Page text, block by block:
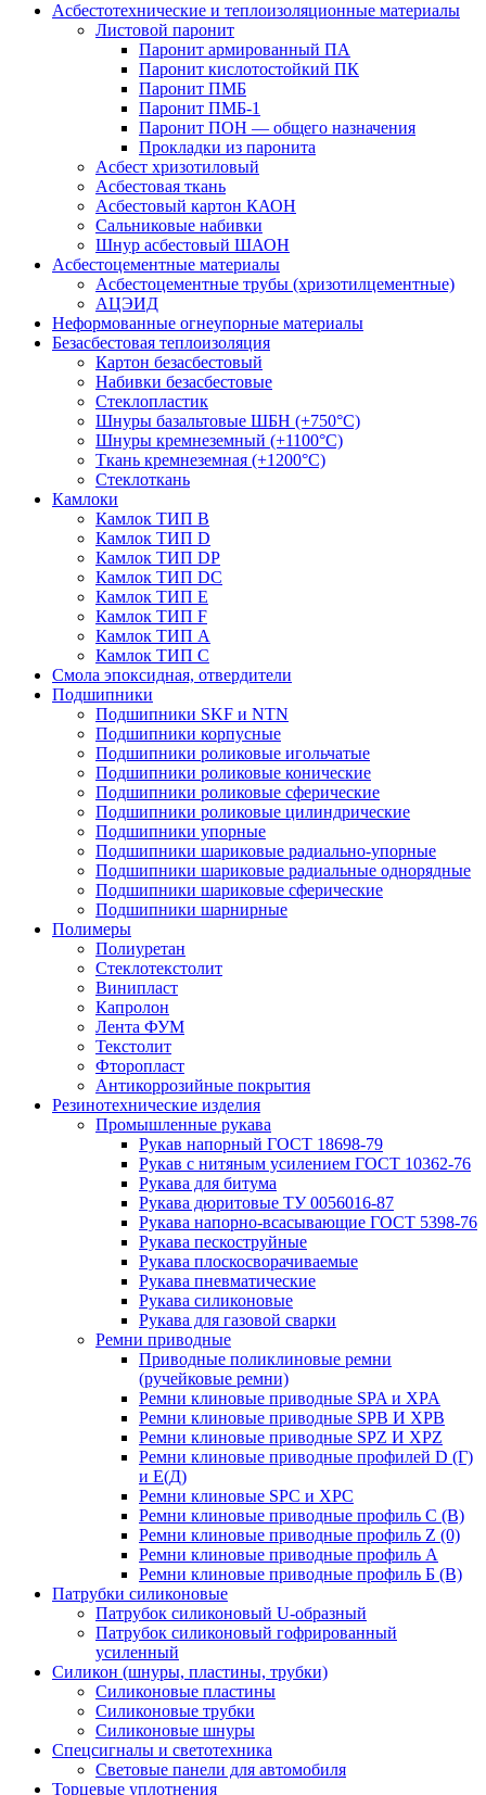
Асбестотехнические и теплоизоляционные материалы
Листовой паронит
Паронит армированный ПА
Паронит кислотостойкий ПК
Паронит ПМБ
Паронит ПМБ-1
Паронит ПОН — общего назначения
Прокладки из паронита
Асбест хризотиловый
Асбестовая ткань
Асбестовый картон КАОН
Сальниковые набивки
Шнур асбестовый ШАОН
Асбестоцементные материалы
Асбестоцементные трубы (хризотилцементные)
АЦЭИД
Неформованные огнеупорные материалы
Безасбестовая теплоизоляция
Картон безасбестовый
Набивки безасбестовые
Стеклопластик
Шнуры базальтовые ШБН (+750°С)
Шнуры кремнеземный (+1100°С)
Ткань кремнеземная (+1200°С)
Стеклоткань
Камлоки
Камлок ТИП B
Камлок ТИП D
Камлок ТИП DP
Камлок ТИП DС
Камлок ТИП E
Камлок ТИП F
Камлок ТИП А
Камлок ТИП С
Смола эпоксидная, отвердители
Подшипники
Подшипники SKF и NTN
Подшипники корпусные
Подшипники роликовые игольчатые
Подшипники роликовые конические
Подшипники роликовые сферические
Подшипники роликовые цилиндрические
Подшипники упорные
Подшипники шариковые радиально-упорные
Подшипники шариковые радиальные однорядные
Подшипники шариковые сферические
Подшипники шарнирные
Полимеры
Полиуретан
Стеклотекстолит
Винипласт
Капролон
Лента ФУМ
Текстолит
Фторопласт
Антикоррозийные покрытия
Резинотехнические изделия
Промышленные рукава
Рукав напорный ГОСТ 18698-79
Рукав с нитяным усилением ГОСТ 10362-76
Рукава для битума
Рукава дюритовые ТУ 0056016-87
Рукава напорно-всасывающие ГОСТ 5398-76
Рукава пескоструйные
Рукава плоскосворачиваемые
Рукава пневматические
Рукава силиконовые
Рукава для газовой сварки
Ремни приводные
Приводные поликлиновые ремни
(ручейковые ремни)
Ремни клиновые приводные SPA и XPA
Ремни клиновые приводные SPB И XPB
Ремни клиновые приводные SPZ И XPZ
Ремни клиновые приводные профилей D (Г)
и Е(Д)
Ремни клиновые SPC и XPC
Ремни клиновые приводные профиль C (В)
Ремни клиновые приводные профиль Z (0)
Ремни клиновые приводные профиль А
Ремни клиновые приводные профиль Б (B)
Патрубки силиконовые
Патрубок силиконовый U-образный
Патрубок силиконовый гофрированный
усиленный
Силикон (шнуры, пластины, трубки)
Силиконовые пластины
Силиконовые трубки
Силиконовые шнуры
Спецсигналы и светотехника
Световые панели для автомобиля
Торцевые уплотнения